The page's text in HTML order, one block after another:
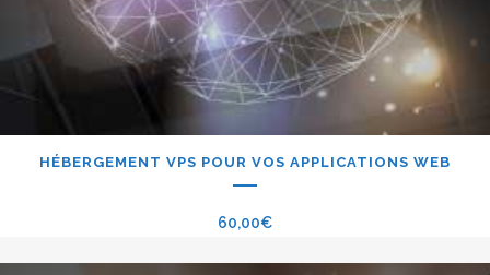
HÉBERGEMENT VPS POUR VOS APPLICATIONS WEB
60,00€